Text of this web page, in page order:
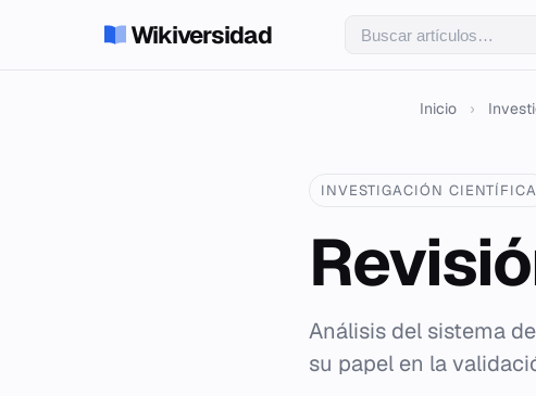
Wikiversidad
Inicio ›
INVESTIGACIÓN CIENTÍFICA
Análisis del sistema
su papel en la